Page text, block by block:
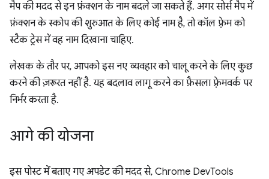
मैप की मदद से इन फ़ंक्शन के नाम बदले जा सकते हैं. अगर सोर्स मैप में
फ़ंक्शन के स्कोप की शुरुआत के लिए कोई नाम है, तो कॉल फ़्रेम को
स्टैक ट्रेस में वह नाम दिखाना चाहिए.
लेखक के तौर पर, आपको इस नए व्यवहार को चालू करने के लिए कुछ
करने की ज़रूरत नहीं है. यह बदलाव लागू करने का फ़ैसला फ़्रेमवर्क पर
निर्भर करता है.
आगे की योजना
इस पोस्ट में बताए गए अपडेट की मदद से, Chrome DevTools